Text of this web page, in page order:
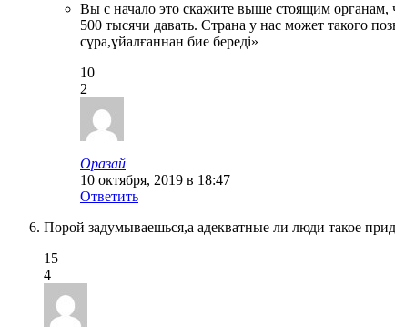
Вы с начало это скажите выше стоящим
500 тысячи давать. Страна у нас может такого
сұра,ұйалғаннан бие береді»
10
2
Оразай
10 октября, 2019 в 18:47
Ответить
Порой задумываешься,а адекватные ли люди такое
15
4